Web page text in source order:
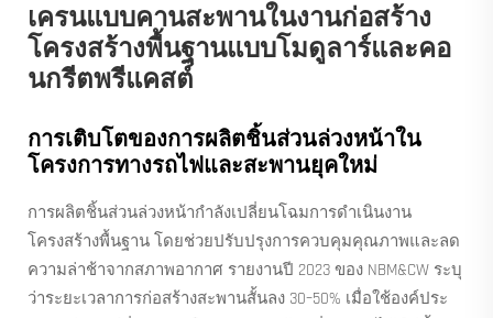
เครนแบบคานสะพานในงานก่อสร้าง
โครงสร้างพื้นฐานแบบโมดูลาร์และคอ
นกรีตพรีแคสต์
การเติบโตของการผลิตชิ้นส่วนล่วงหน้าใน
โครงการทางรถไฟและสะพานยุคใหม่
การผลิตชิ้นส่วนล่วงหน้ากำลังเปลี่ยนโฉมการดำเนินงาน
โครงสร้างพื้นฐาน โดยช่วยปรับปรุงการควบคุมคุณภาพและลด
ความล่าช้าจากสภาพอากาศ รายงานปี 2023 ของ NBM&CW ระบุ
ว่าระยะเวลาการก่อสร้างสะพานสั้นลง 30–50% เมื่อใช้องค์ประ